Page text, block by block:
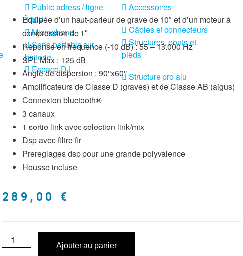
Public adress / ligne
100V
Microphone
Sono portable sur
batterie
Espace DJ
Accessoires
Câbles et connecteurs
Structures, ponts et
pieds
Structure pro alu
Équipée d’un haut-parleur de grave de 10″ et d’un moteur à
compression de 1″
Réponse en fréquence (-10 dB) : 55 – 18.000 Hz
SPL Max : 125 dB
Angle de dispersion : 90°x60°
Amplificateurs de Classe D (graves) et de Classe AB (aigus)
Connexion bluetooth®
3 canaux
1 sortie link avec selection link/mix
Dsp avec filtre fir
Prereglages dsp pour une grande polyvalence
Housse incluse
289,00 €
Ajouter au panier